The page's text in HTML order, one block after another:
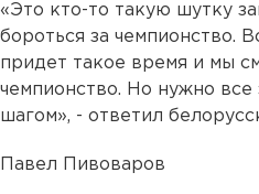
«Это кто-то такую шутку
бороться за чемпионство.
придет такое время и мы
чемпионство. Но нужно все
шагом», - ответил
Павел Пивоваров